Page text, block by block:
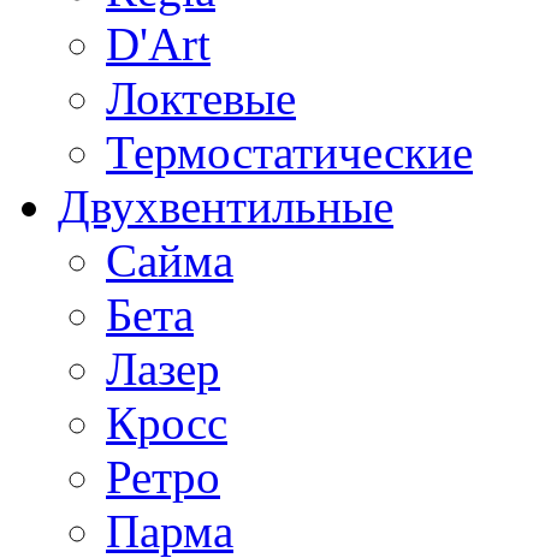
D'Art
Локтевые
Термостатические
Двухвентильные
Сайма
Бета
Лазер
Кросс
Ретро
Парма